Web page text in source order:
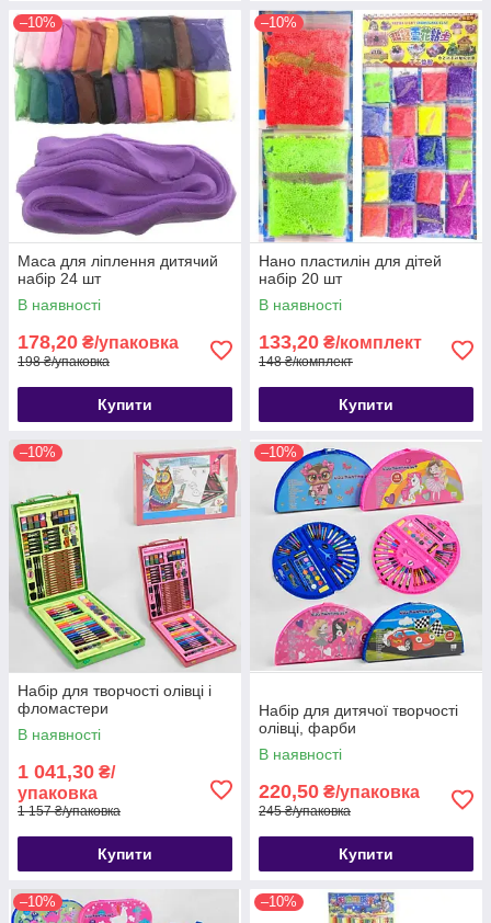
–10%
Маса для ліплення дитячий
набір 24 шт
В наявності
178,20 ₴/упаковка
198 ₴/упаковка
Купити
–10%
Нано пластилін для дітей
набір 20 шт
В наявності
133,20 ₴/комплект
148 ₴/комплект
Купити
–10%
Набір для творчості олівці і
фломастери
В наявності
1 041,30 ₴/
упаковка
1 157 ₴/упаковка
Купити
–10%
Набір для дитячої творчості
олівці, фарби
В наявності
220,50 ₴/упаковка
245 ₴/упаковка
Купити
–10% –10%